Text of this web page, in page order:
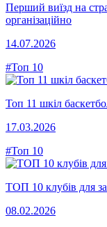
Перший виїзд на
організаційно
14.07.2026
#Топ 10
Топ 11 шкіл
17.03.2026
#Топ 10
ТОП 10 клубів для
08.02.2026